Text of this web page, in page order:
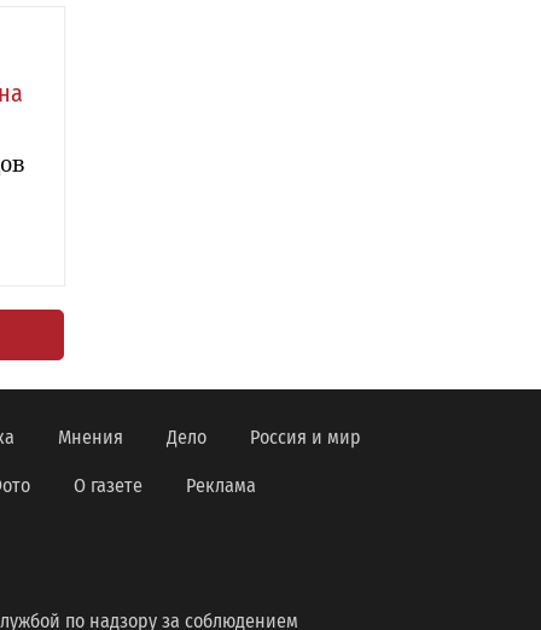
Мнения Дело Россия и мир
О газете Реклама
по надзору за соблюдением